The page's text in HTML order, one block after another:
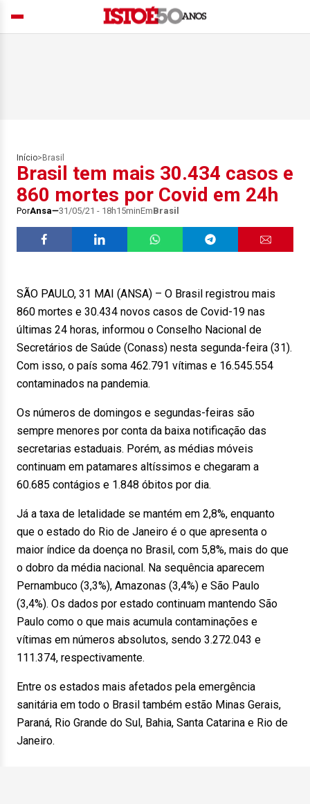
Início> Brasil
Brasil tem mais 30.434 casos e
860 mortes por Covid em 24h
PorAnsa 31/05/21 - 18h15minEmBrasil
SÃO PAULO, 31 MAI (ANSA) – O Brasil registrou mais
860 mortes e 30.434 novos casos de Covid-19 nas
últimas 24 horas, informou o Conselho Nacional de
Secretários de Saúde (Conass) nesta segunda-feira (31).
Com isso, o país soma 462.791 vítimas e 16.545.554
contaminados na pandemia.
Os números de domingos e segundas-feiras são
sempre menores por conta da baixa notificação das
secretarias estaduais. Porém, as médias móveis
continuam em patamares altíssimos e chegaram a
60.685 contágios e 1.848 óbitos por dia.
Já a taxa de letalidade se mantém em 2,8%, enquanto
que o estado do Rio de Janeiro é o que apresenta o
maior índice da doença no Brasil, com 5,8%, mais do que
o dobro da média nacional. Na sequência aparecem
Pernambuco (3,3%), Amazonas (3,4%) e São Paulo
(3,4%). Os dados por estado continuam mantendo São
Paulo como o que mais acumula contaminações e
vítimas em números absolutos, sendo 3.272.043 e
111.374, respectivamente.
Entre os estados mais afetados pela emergência
sanitária em todo o Brasil também estão Minas Gerais,
Paraná, Rio Grande do Sul, Bahia, Santa Catarina e Rio de
Janeiro.